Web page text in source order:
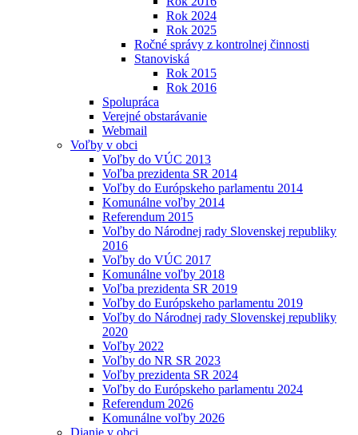
Rok 2024
Rok 2025
Ročné správy z kontrolnej činnosti
Stanoviská
Rok 2015
Rok 2016
Spolupráca
Verejné obstarávanie
Webmail
Voľby v obci
Voľby do VÚC 2013
Voľba prezidenta SR 2014
Voľby do Európskeho parlamentu 2014
Komunálne voľby 2014
Referendum 2015
Voľby do Národnej rady Slovenskej republiky
2016
Voľby do VÚC 2017
Komunálne voľby 2018
Voľba prezidenta SR 2019
Voľby do Európskeho parlamentu 2019
Voľby do Národnej rady Slovenskej republiky
2020
Voľby 2022
Voľby do NR SR 2023
Voľby prezidenta SR 2024
Voľby do Európskeho parlamentu 2024
Referendum 2026
Komunálne voľby 2026
Dianie v obci